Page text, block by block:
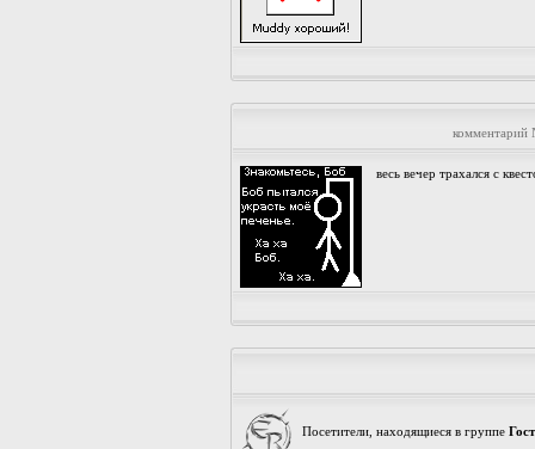
весь вечер трахался с
Посетители, находящиеся в группе